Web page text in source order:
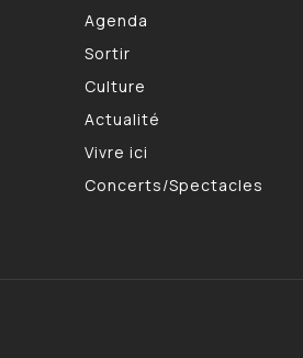
Agenda
Sortir
Culture
Actualité
Vivre ici
Concerts/Spectacles